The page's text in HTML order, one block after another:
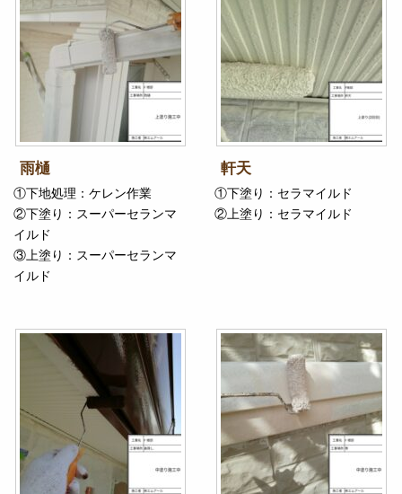
雨樋
①下地処理：ケレン作業
②下塗り：スーパーセランマ
イルド
③上塗り：スーパーセランマ
イルド
軒天
①下塗り：セラマイルド
②上塗り：セラマイルド